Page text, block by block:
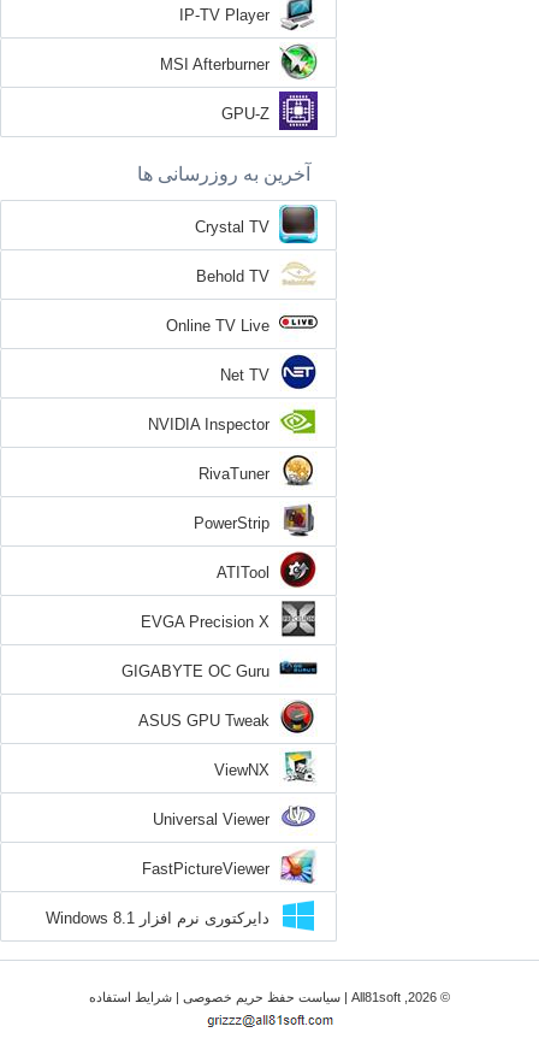
IP-TV Player
MSI Afterburner
GPU-Z
آخرین به روزرسانی ها
Crystal TV
Behold TV
Online TV Live
Net TV
NVIDIA Inspector
RivaTuner
PowerStrip
ATITool
EVGA Precision X
GIGABYTE OC Guru
ASUS GPU Tweak
ViewNX
Universal Viewer
FastPictureViewer
دایرکتوری نرم افزار Windows 8.1
© 2026, All81soft | سیاست حفظ حریم خصوصی|شرایط استفاده